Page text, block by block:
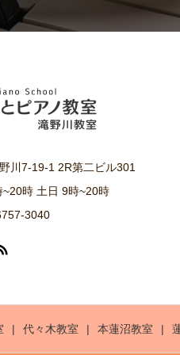
川7-19-1 2R第二ビル301
時 土日 9時~20時
3040
代々木教室 本蓮沼教室